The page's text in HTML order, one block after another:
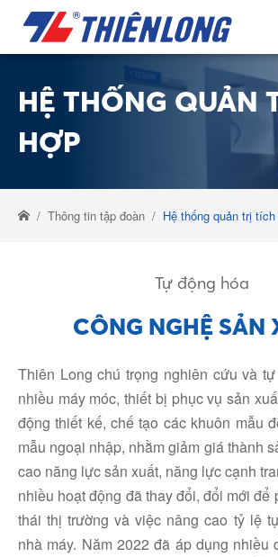
HỆ THỐNG QUẢN
HỢP
Thông tin tập đoàn Hệ thống quản trị
Tự động hóa
CÔNG NGHỆ SẢN
Thiên Long chú trọng nghiên cứu và
nhiều máy móc, thiết bị phục vụ sản
động thiết kế, chế tạo các khuôn mẫu
mẫu ngoại nhập, nhằm giảm giá thành
cao năng lực sản xuất, năng lực cạnh
nhiều hoạt động đã thay đổi, đổi mới để
thái thị trường và việc nâng cao tỷ lệ
nhà máy. Năm 2022 đã áp dụng nhiều